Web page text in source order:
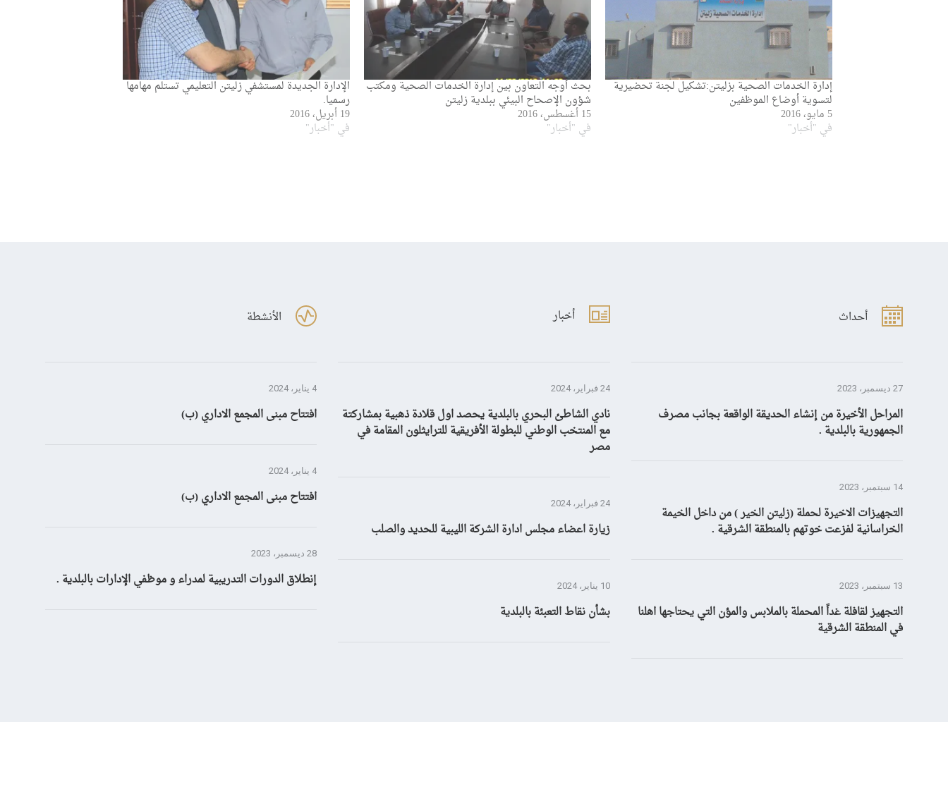
إدارة الخدمات الصحية بزليتن:تشكيل لجنة تحضيرية
لتسوية أوضاع الموظفين
5 مايو، 2016
في "أخبار"
بحث أوجه التعاون بين إدارة الخدمات الصحية ومكتب
شؤون الإصحاح البيئي ببلدية زليتن
15 أغسطس، 2016
في "أخبار"
الإدارة الجديدة لمستشفي زليتن التعليمي تستلم مهامها
رسميا.
19 أبريل، 2016
في "أخبار"
أحداث
27 ديسمبر، 2023
المراحل الأخيرة من إنشاء الحديقة الواقعة بجانب مصرف
الجمهورية بالبلدية .
14 سبتمبر، 2023
التجهيزات الاخيرة لحملة (زليتن الخير ) من داخل الخيمة
الخراسانية لفزعت خوتهم بالمنطقة الشرقية .
13 سبتمبر، 2023
التجهيز لقافلة غداً المحملة بالملابس والمؤن التي يحتاجها اهلنا
في المنطقة الشرقية
أخبار
24 فبراير، 2024
نادي الشاطئ البحري بالبلدية يحصد اول قلادة ذهبية بمشاركتة
مع المنتخب الوطني للبطولة الأفريقية للترايثلون المقامة في
مصر
24 فبراير، 2024
زيارة اعضاء مجلس ادارة الشركة الليبية للحديد والصلب
10 يناير، 2024
بشأن نقاط التعبئة بالبلدية
الأنشطة
4 يناير، 2024
افتتاح مبنى المجمع الاداري (ب)
4 يناير، 2024
افتتاح مبنى المجمع الاداري (ب)
28 ديسمبر، 2023
إنطلاق الدورات التدريبية لمدراء و موظفي الإدارات بالبلدية .